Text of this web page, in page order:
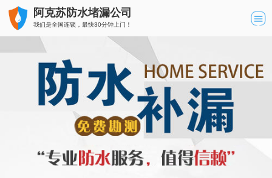
阿克苏防水堵漏公司
我们是全国连锁，最快30分钟上门！